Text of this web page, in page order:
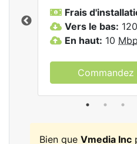
Frais
Vers le bas: 120
En haut: 10
Bien que Vmedia Inc